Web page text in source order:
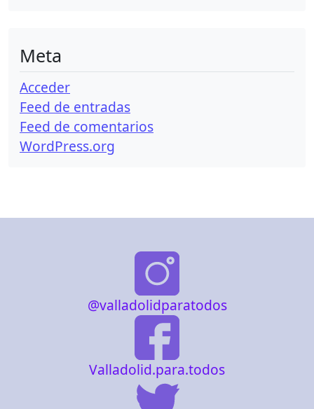
Meta
Acceder
Feed de entradas
Feed de comentarios
WordPress.org
@valladolidparatodos
Valladolid.para.todos